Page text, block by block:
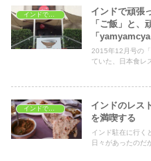
インドで頑張
「ご飯」と、
「
2015年12月号の
ていた、日本食レ
インドのレス
を満喫する
インド駐在に行く
日々があったのだ